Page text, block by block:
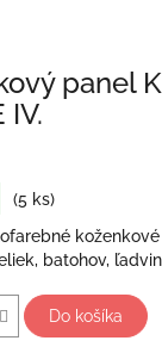
panel
IV.
(5 ks)
batohov,
Do košíka